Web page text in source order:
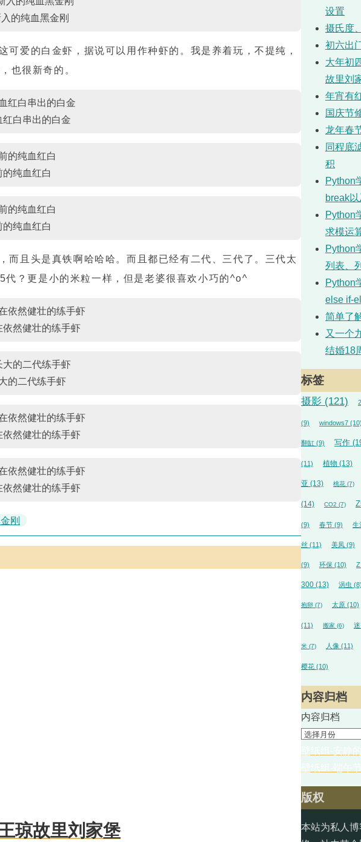
的纯血黑金刚
爱的白金虾，据说可以用作种虾的。我是养着玩，不提纯，
也很新奇的。
红白串出的白金
的纯血红白
的纯血红白
而且头是真铁啊哈哈哈。而且都已经有二代、三代了。三代太
？更是小的米粒一样，但是老婆很喜欢小巧的^o^
依然健壮的练手虾
的二代练手虾
依然健壮的练手虾
依然健壮的练手虾
刚
琼故里刘家堡
设置
摄氏度
初六出
大年初
故里刘
年宵有
国庆节
龙年春
同程底
积
Python
break
Python
求模运
Python
列表、
Python
else if-
简单了
又一个
结婚18
标签
摄影 (121)
(9) windows7 (10)
翻缸 (9) 写作
(11) 植物 (13)
亚 (13) 桃花 (7)
(14) CO2 (7)
(9) 春节 (9) 生
丝 (11) 美凤 (9)
(9) 环保 (10)
300 (13) 涡虫 (8)
抱卵 (7) 太原 (10)
(11) 搬家 (6)
米 (7) 人像 (11)
樱花 (10)
内容归档
内容归档
版权
本站为私人